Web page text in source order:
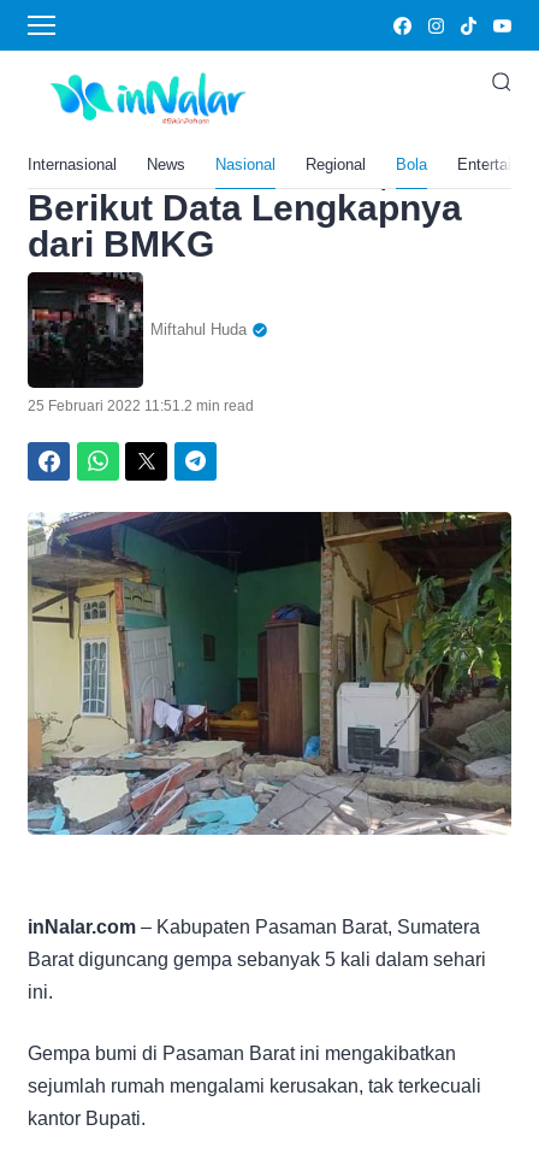
Internasional News Nasional Regional Bola
Home›Bola
Pasaman Barat Diguncang
Gempa Bumi Sebanyak 5
Kali dalam Sehari Ini,
Berikut Data Lengkapnya
dari BMKG
Miftahul Huda
25 Februari 2022 11:51.2 min read
inNalar.com – Kabupaten Pasaman Barat, Sumatera
Barat diguncang gempa sebanyak 5 kali dalam sehari
ini.
Gempa bumi di Pasaman Barat ini mengakibatkan
sejumlah rumah mengalami kerusakan, tak terkecuali
kantor Bupati.